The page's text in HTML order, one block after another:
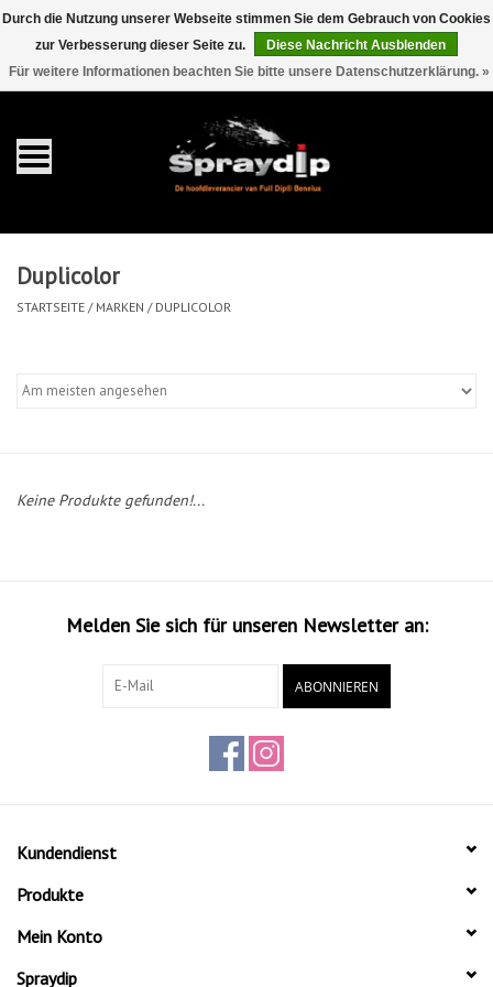
EUR 0 Artikel - €0,00
Gallonen
Sprays
Sets
Detaillierung
Duplicolor
STARTSEITE / MARKEN / DUPLICOLOR
Keine Produkte gefunden!...
Melden Sie sich für unseren Newsletter an:
ABONNIEREN
Kundendienst
Produkte
Mein Konto
Spraydip
Durch die Nutzung unserer Webseite stimmen Sie dem Gebrauch von Cookies
zur Verbesserung dieser Seite zu.
Diese Nachricht Ausblenden
Für weitere Informationen beachten Sie bitte unsere Datenschutzerklärung. »